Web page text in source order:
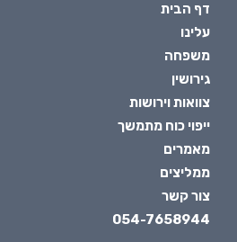
דף הבית
עלינו
משפחה
גירושין
צוואות וירושות
ייפוי כוח מתמשך
מאמרים
ממליצים
צור קשר
054-7658944